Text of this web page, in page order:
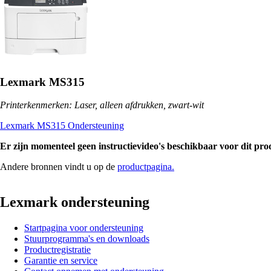
Lexmark MS315
Printerkenmerken: Laser, alleen afdrukken, zwart-wit
Lexmark MS315 Ondersteuning
Er zijn momenteel geen instructievideo's beschikbaar voor dit
Andere bronnen vindt u op de productpagina.
Lexmark ondersteuning
Startpagina voor ondersteuning
Stuurprogramma's en downloads
Productregistratie
Garantie en service